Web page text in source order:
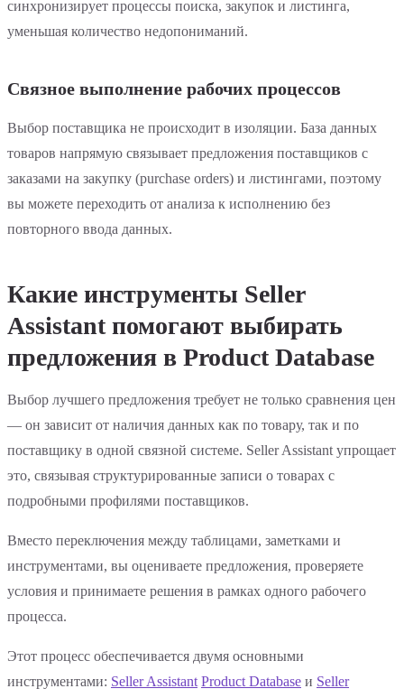
синхронизирует процессы поиска, закупок и листинга,
уменьшая количество недопониманий.
Связное выполнение рабочих процессов
Выбор поставщика не происходит в изоляции. База данных
товаров напрямую связывает предложения поставщиков с
заказами на закупку (purchase orders) и листингами, поэтому
вы можете переходить от анализа к исполнению без
повторного ввода данных.
Какие инструменты Seller
Assistant помогают выбирать
предложения в Product Database
Выбор лучшего предложения требует не только сравнения цен
— он зависит от наличия данных как по товару, так и по
поставщику в одной связной системе. Seller Assistant упрощает
это, связывая структурированные записи о товарах с
подробными профилями поставщиков.
Вместо переключения между таблицами, заметками и
инструментами, вы оцениваете предложения, проверяете
условия и принимаете решения в рамках одного рабочего
процесса.
Этот процесс обеспечивается двумя основными
инструментами: Seller Assistant Product Database и Seller